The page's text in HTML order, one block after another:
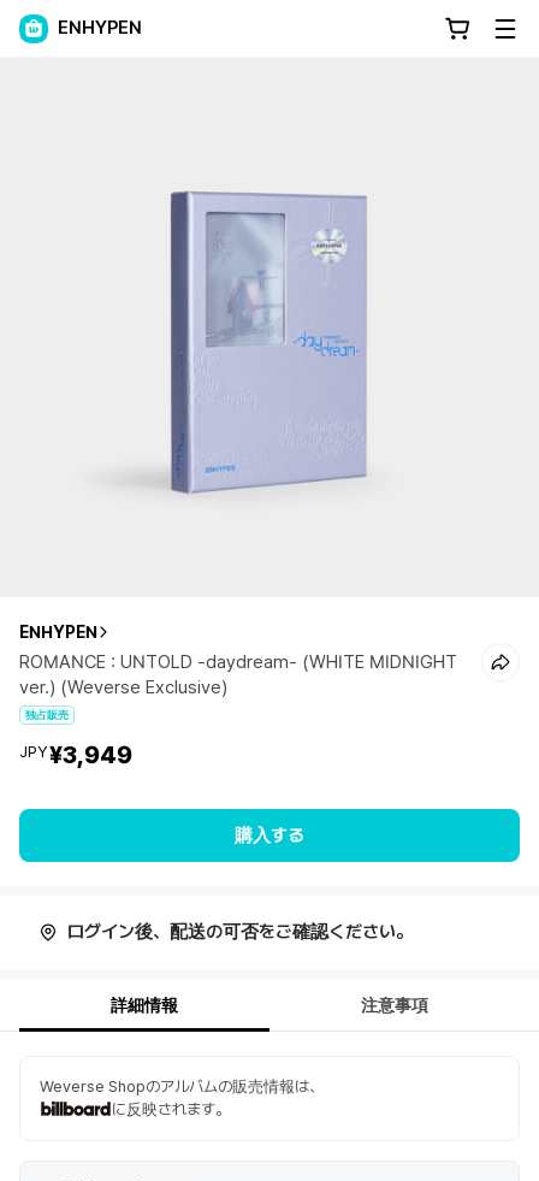
ENHYPEN
ENHYPEN
ROMANCE : UNTOLD -daydream- (WHITE MIDNIGHT
ver.) (Weverse Exclusive)
独占販売
JPY¥3,949
購入する
ログイン後、配送の可否をご確認ください。
詳細情報 注意事項
Weverse Shopのアルバムの販売情報は、
に反映されます。